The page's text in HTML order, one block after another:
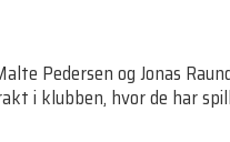
Pedersen og Jonas
i klubben, hvor de har